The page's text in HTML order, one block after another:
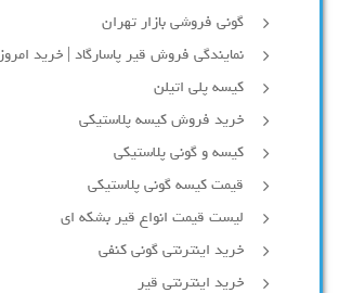
گونی فروشی بازار تهران
نمایندگی فروش قیر پاسارگاد | خرید امروز
کیسه پلی اتیلن
خرید فروش کیسه پلاستیکی
کیسه و گونی پلاستیکی
قیمت کیسه گونی پلاستیکی
لیست قیمت انواع قیر بشکه ای
خرید اینترنتی گونی کنفی
خرید اینترنتی قیر